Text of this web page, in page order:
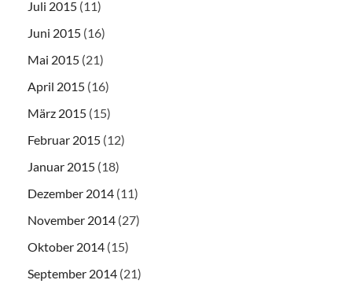
Juli 2015 (11)
Juni 2015 (16)
Mai 2015 (21)
April 2015 (16)
März 2015 (15)
Februar 2015 (12)
Januar 2015 (18)
Dezember 2014 (11)
November 2014 (27)
Oktober 2014 (15)
September 2014 (21)